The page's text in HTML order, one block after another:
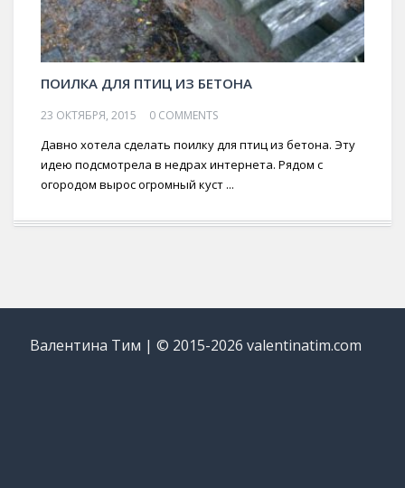
ПОИЛКА ДЛЯ ПТИЦ ИЗ БЕТОНА
23 ОКТЯБРЯ, 2015 0 COMMENTS
Давно хотела сделать поилку для птиц из бетона. Эту
идею подсмотрела в недрах интернета. Рядом с
огородом вырос огромный куст ...
Валентина Тим | © 2015-2026 valentinatim.com